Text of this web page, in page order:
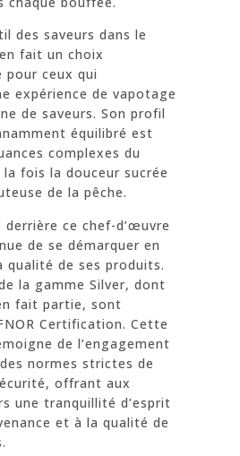
des saveurs dans le
fait un choix
pour ceux qui
expérience de vapotage
de saveurs. Son profil
équilibré est
complexes du
fois la douceur sucrée
de la pêche.
derrière ce chef-d’œuvre
de se démarquer en
qualité de ses produits.
la gamme Silver, dont
fait partie, sont
Certification. Cette
de l’engagement
normes strictes de
offrant aux
une tranquillité d’esprit
et à la qualité de